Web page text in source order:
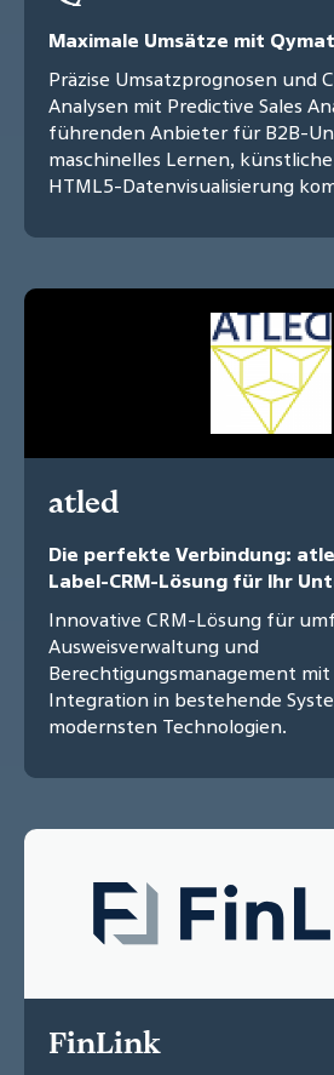
Maximale Umsätze mit
Präzise Umsatzprognosen und
Analysen mit Predictive Sales
führenden Anbieter für B2B-
maschinelles Lernen,
HTML5-Datenvisualisierung
atled
Die perfekte Verbindung:
Label-CRM-Lösung für Ihr
Innovative CRM-Lösung für
Ausweisverwaltung und
Berechtigungsmanagement
Integration in bestehende
modernsten Technologien.
FinLink